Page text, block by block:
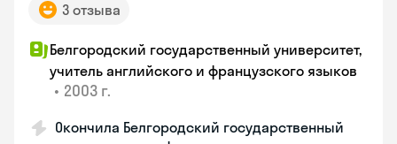
3 отзыва
Белгородский государственный университет,
учитель английского и французского языков
• 2003 г.
Окончила Белгородский государственный